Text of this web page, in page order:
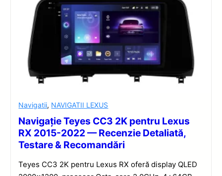
Navigatii, NAVIGATII LEXUS
Navigație Teyes CC3 2K pentru Lexus
RX 2015-2022 — Recenzie Detaliată,
Testare & Recomandări
Teyes CC3 2K pentru Lexus RX oferă display QLED